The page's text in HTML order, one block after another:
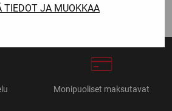
TIEDOT JA MUOKKAA
15,00 €
Monipuoliset maksutavat